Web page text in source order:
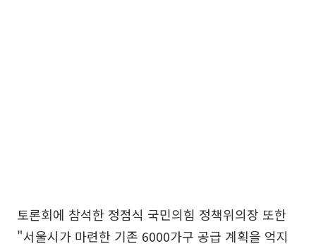
토론회에 참석한 정점식 국민의힘 정책위의장 또한
"서울시가 마련한 기존 6000가구 공급 계획을 억지